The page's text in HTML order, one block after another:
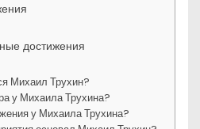
достижения
Михаил Трухин?
у Михаила Трухина?
у Михаила Трухина?